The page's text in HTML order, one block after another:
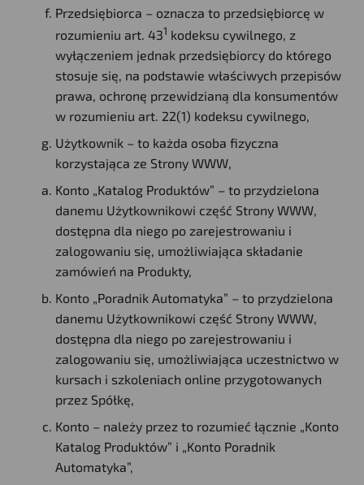
Przedsiębiorca – oznacza to przedsiębiorcę w
rozumieniu art. 431 kodeksu cywilnego, z
wyłączeniem jednak przedsiębiorcy do którego
stosuje się, na podstawie właściwych przepisów
prawa, ochronę przewidzianą dla konsumentów
w rozumieniu art. 22(1) kodeksu cywilnego,
Użytkownik – to każda osoba fizyczna
korzystająca ze Strony WWW,
Konto „Katalog Produktów” – to przydzielona
danemu Użytkownikowi część Strony WWW,
dostępna dla niego po zarejestrowaniu i
zalogowaniu się, umożliwiająca składanie
zamówień na Produkty,
Konto „Poradnik Automatyka” – to przydzielona
danemu Użytkownikowi część Strony WWW,
dostępna dla niego po zarejestrowaniu i
zalogowaniu się, umożliwiająca uczestnictwo w
kursach i szkoleniach online przygotowanych
przez Spółkę,
Konto – należy przez to rozumieć łącznie „Konto
Katalog Produktów” i „Konto Poradnik
Automatyka”,